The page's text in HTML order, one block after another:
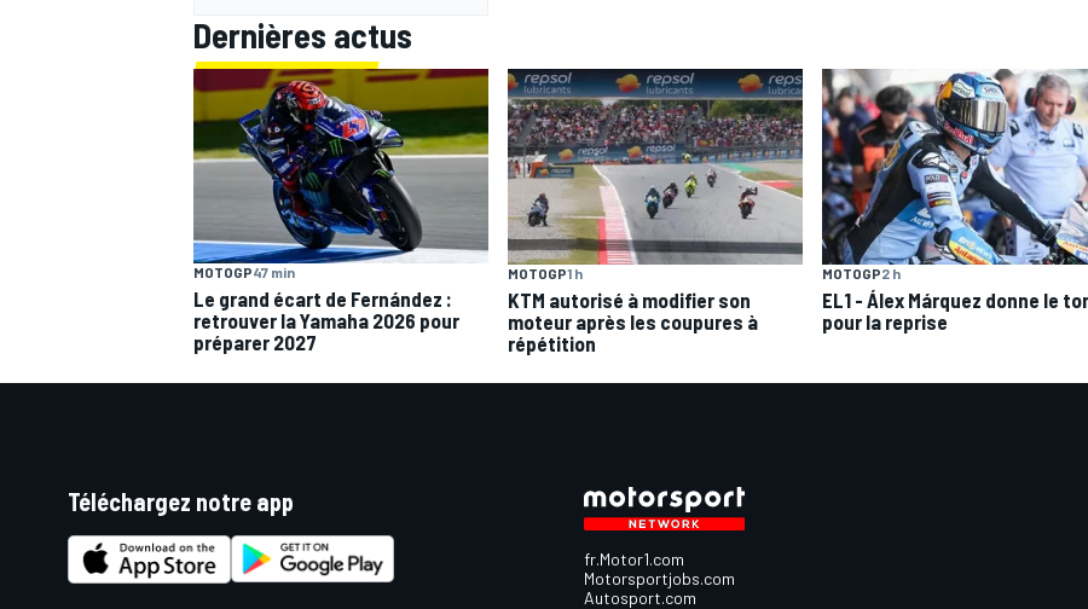
Dernières actus
MOTOGP47 min
Le grand écart de Fernández :
retrouver la Yamaha 2026 pour
préparer 2027
MOTOGP1 h
KTM autorisé à modifier son
moteur après les coupures à
répétition
MOTOGP2 h
EL1 - Álex Márquez donne le
pour la reprise
Téléchargez notre app
fr.Motor1.com
Motorsportjobs.com
Autosport.com